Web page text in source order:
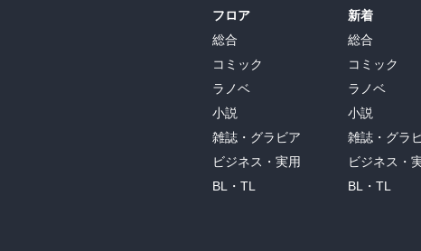
フロア
総合
コミック
ラノベ
小説
雑誌・グラビア
ビジネス・実用
BL・TL
新着
総合
コミック
ラノベ
小説
雑誌・グラ
ビジネス・
BL・TL